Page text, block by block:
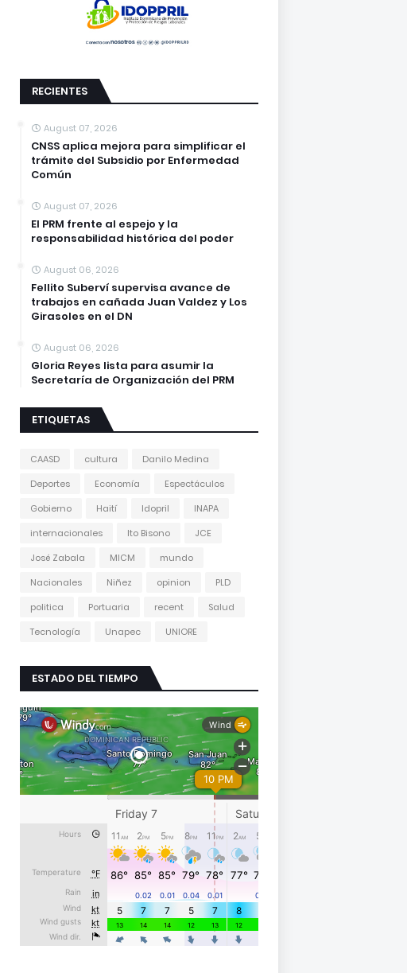
RECIENTES
August 07, 2026
CNSS aplica mejora para simplificar el
trámite del Subsidio por Enfermedad
Común
August 07, 2026
El PRM frente al espejo y la
responsabilidad histórica del poder
August 06, 2026
Fellito Suberví supervisa avance de
trabajos en cañada Juan Valdez y Los
Girasoles en el DN
August 06, 2026
Gloria Reyes lista para asumir la
Secretaría de Organización del PRM
ETIQUETAS
CAASD cultura
Danilo Medina
Deportes
Economía
Espectáculos
Gobierno
Haití Idopril
INAPA
internacionales
Ito Bisono
JCE
José Zabala
MICM
mundo
Nacionales
Niñez opinion
PLD
politica
Portuaria recent
Salud
Tecnología
Unapec UNIORE
ESTADO DEL TIEMPO